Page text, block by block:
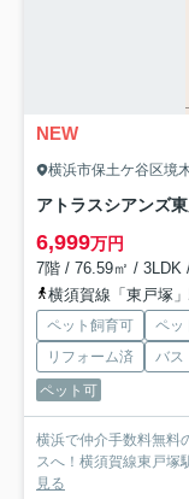
NEW
横浜市保土ケ谷区境
6,999万円
7階 / 76.59㎡ / 3LDK
横須賀線「東戸塚
ペット飼育可 ペッ
リフォーム済
バス
ペット可
横浜で仲介手数料無料
スへ！横須賀線東戸塚
見る